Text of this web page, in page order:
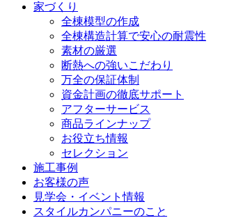
家づくり
全棟模型の作成
全棟構造計算で安心の耐震性
素材の厳選
断熱への強いこだわり
万全の保証体制
資金計画の徹底サポート
アフターサービス
商品ラインナップ
お役立ち情報
セレクション
施工事例
お客様の声
見学会・イベント情報
スタイルカンパニーのこと